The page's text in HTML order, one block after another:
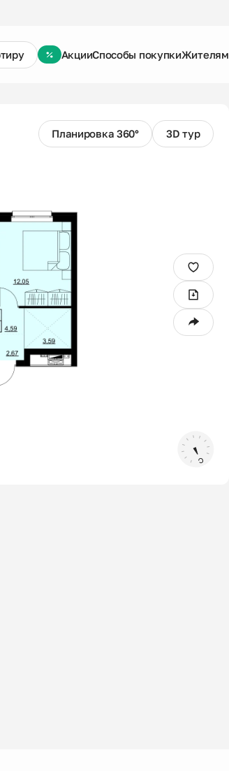
АкцииСпособы покупкиЖителям
Планировка 360° 3D тур